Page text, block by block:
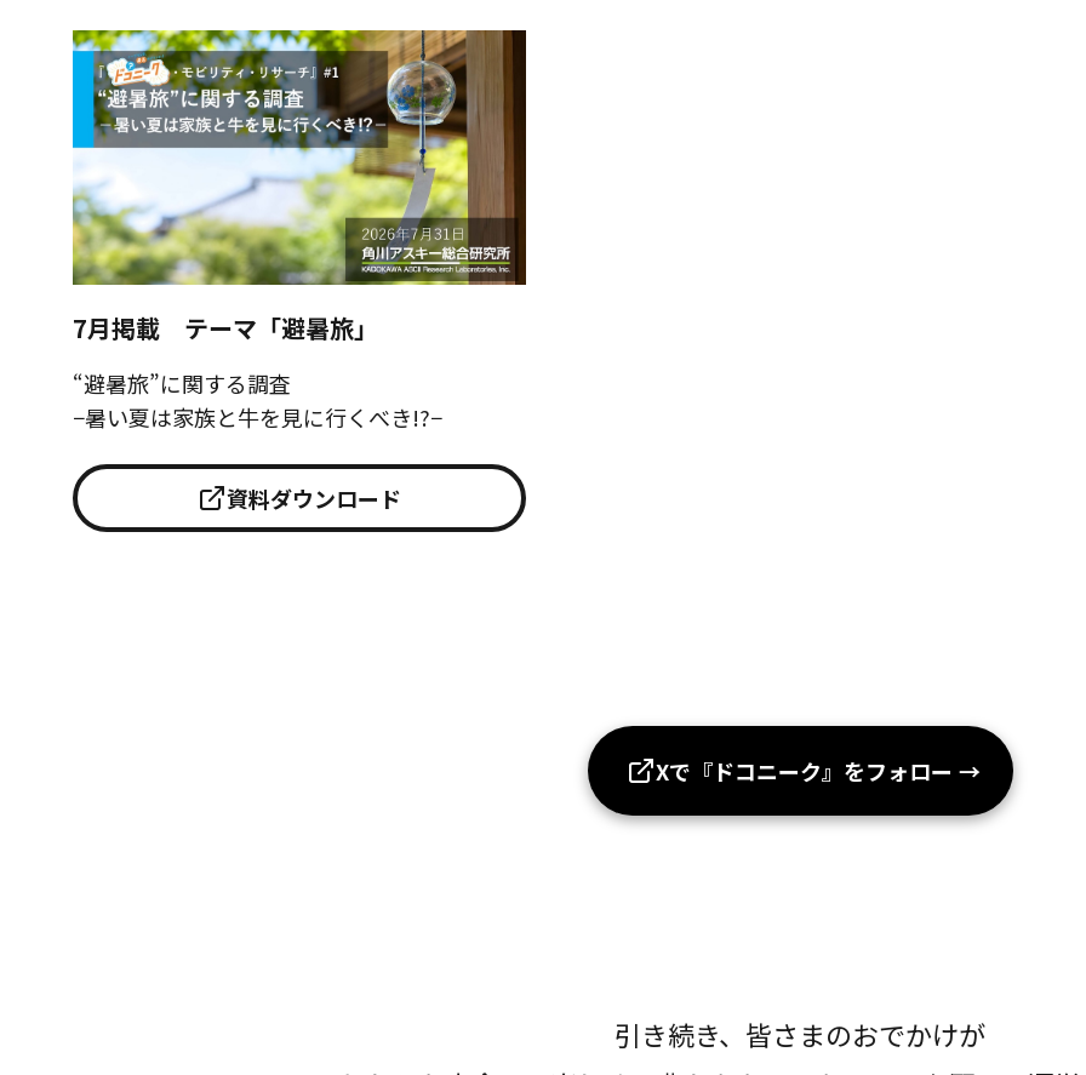
7月掲載 テーマ「避暑旅」
“避暑旅”に関する調査
−暑い夏は家族と牛を見に行くべき!?−
資料ダウンロード
Xで『ドコニーク』をフォロー →
引き続き、皆さまのおでかけが